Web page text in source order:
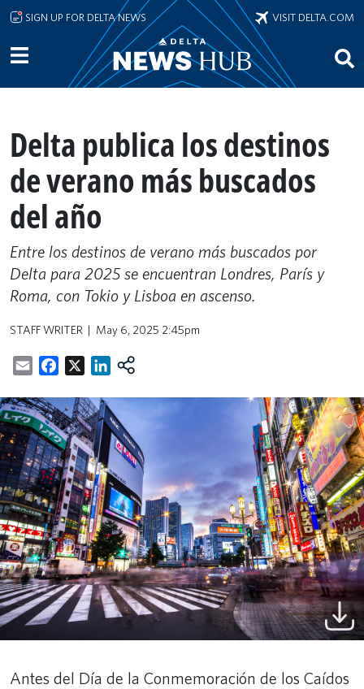
Skip to main content
SIGN UP FOR DELTA NEWS VISIT DELTA.COM
Delta publica los destinos
de verano más buscados
del año
Entre los destinos de verano más buscados por
Delta para 2025 se encuentran Londres, París y
Roma, con Tokio y Lisboa en ascenso.
STAFF WRITER May 6, 2025 2:45pm
EmailFacebookLinkedIn
Antes del Día de la Conmemoración de los Caídos